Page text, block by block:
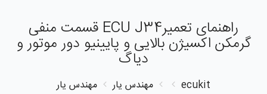
راهنمای تعمیرECU J34 قسمت منفی
گرمکن اکسیژن بالایی و پایینیو دور موتور و
دیاگ
ecukit مهندس یار
مهندس یار